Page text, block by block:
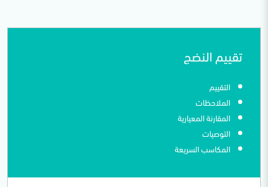
تقييم النضج
التقييم
الملاحظات
المقارنة المعيارية
التوصيات
المكاسب السريعة